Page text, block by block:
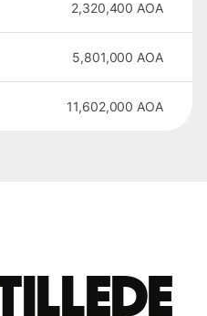
2,320,400 AOA
5,801,000 AOA
11,602,000 AOA